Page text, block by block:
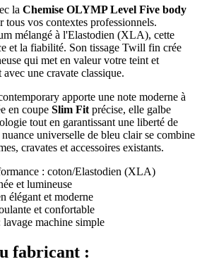
la Chemise OLYMP Level Five body
tous vos contextes professionnels.
mélangé à l'Elastodien (XLA), cette
et la fiabilité. Son tissage Twill fin crée
qui met en valeur votre teint et
une cravate classique.
apporte une note moderne à
en coupe Slim Fit précise, elle galbe
tout en garantissant une liberté de
universelle de bleu clair se combine
cravates et accessoires existants.
: coton/Elastodien (XLA)
et lumineuse
élégant et moderne
et confortable
machine simple
fabricant :